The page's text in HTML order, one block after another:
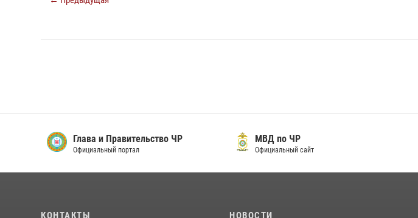
Глава и Правительство ЧР
Официальный портал
МВД по ЧР
Официальный сайт
КОНТАКТЫ НОВОСТИ